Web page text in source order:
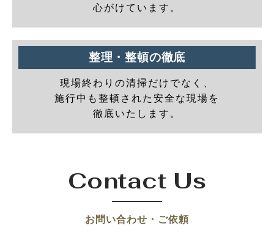
心がけています。
整理・整頓の徹底
現場終わりの清掃だけでなく、
施行中も整頓された安全な現場を
徹底いたします。
Contact Us
お問い合わせ・ご依頼